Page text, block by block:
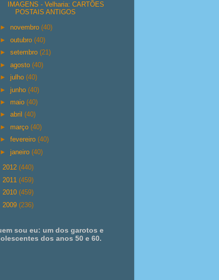
IMAGENS - Velharia: CARTÕES
POSTAIS ANTIGOS
► novembro(40)
►outubro(40)
►setembro(21)
►agosto(40)
►julho(40)
►junho(40)
► maio(40)
►abril(40)
► março(40)
►fevereiro(40)
►janeiro(40)
2012 (440)
2011 (459)
2010 (459)
2009 (236)
sou eu: um dos garotos e
dos anos 50 e 60.